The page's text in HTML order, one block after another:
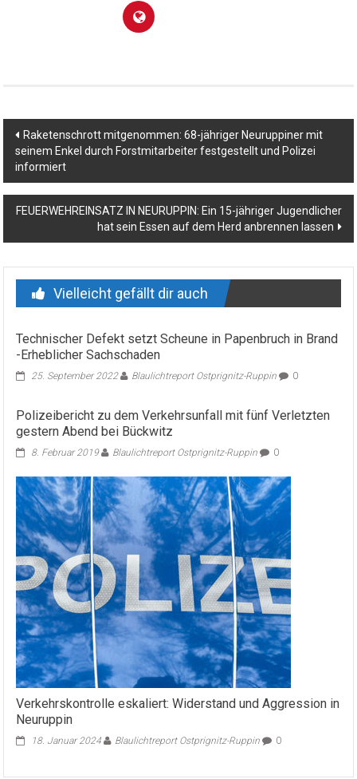
Beitragsnavigation
Raketenschrott mitgenommen: 68-jähriger Neuruppiner mit
seinem Enkel durch Forstmitarbeiter festgestellt und Polizei
informiert
FEUERWEHREINSATZ IN NEURUPPIN: Ein 15-jähriger Jugendlicher
hat sein Essen auf dem Herd anbrennen lassen
Vielleicht gefällt dir auch
Technischer Defekt setzt Scheune in Papenbruch in Brand
-Erheblicher Sachschaden
25. September 2022 Blaulichtreport Ostprignitz-Ruppin 0
Polizeibericht zu dem Verkehrsunfall mit fünf Verletzten
gestern Abend bei Bückwitz
8. Februar 2019 Blaulichtreport Ostprignitz-Ruppin 0
Verkehrskontrolle eskaliert: Widerstand und Aggression in
Neuruppin
18. Januar 2024 Blaulichtreport Ostprignitz-Ruppin 0